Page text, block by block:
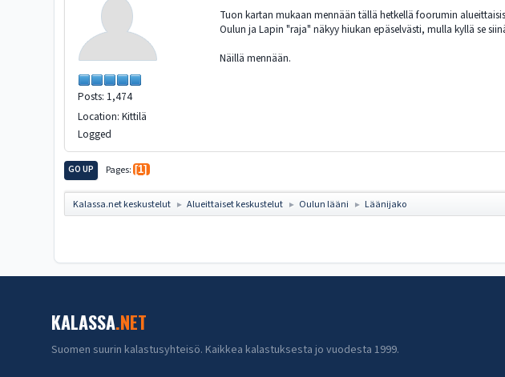
Posts: 1,474
Location: Kittilä
Logged
Tuon kartan mukaan mennään tällä hetkellä foorumin
Oulun ja Lapin "raja" näkyy hiukan epäselvästi, mulla kyllä se
Näillä mennään.
GO UP Pages 1
Kalassa.net keskustelut ► Alueittaiset keskustelut ► Oulun lääni ► Läänijako
KALASSA.NET
Suomen suurin kalastusyhteisö. Kaikkea kalastuksesta jo vuodesta 1999.